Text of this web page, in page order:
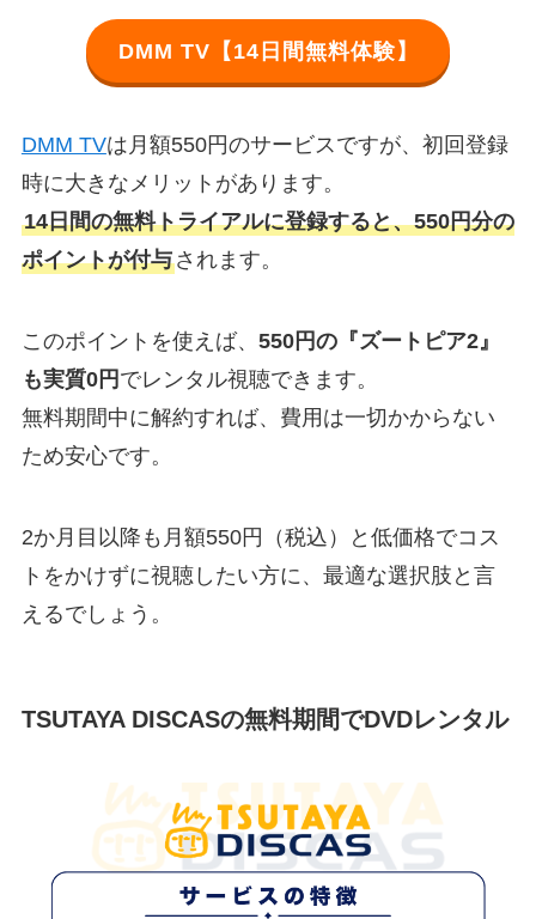
DMM TV【14日間無料体験】
DMM TVは月額550円のサービスですが、初回登録
時に大きなメリットがあります。
14日間の無料トライアルに登録すると、550円分の
ポイントが付与されます。
このポイントを使えば、 550円の『ズートピア2』
も実質0円 でレンタル視聴できます。
無料期間中に解約すれば、費用は一切かからない
ため安心です。
2か月目以降も月額550円（税込）と低価格でコス
トをかけずに視聴したい方に、最適な選択肢と言
えるでしょう。
TSUTAYA DISCASの無料期間でDVDレンタル